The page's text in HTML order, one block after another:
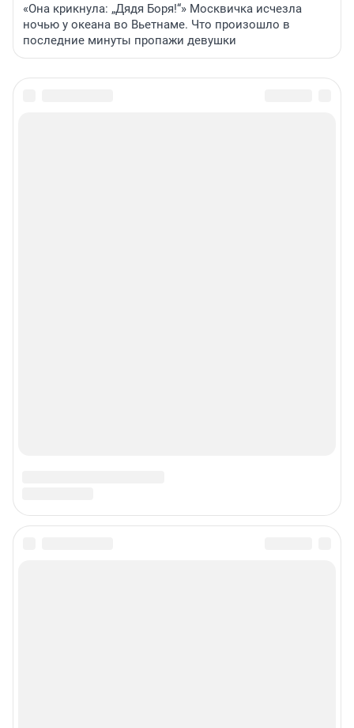
«Она крикнула: „Дядя Боря!“» Москвичка исчезла
ночью у океана во Вьетнаме. Что произошло в
последние минуты пропажи девушки